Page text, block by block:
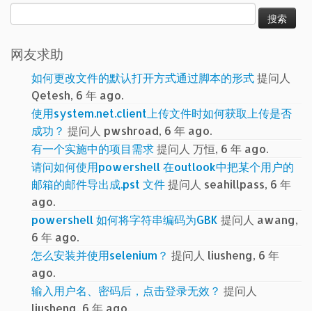
索：
网友求助
如何更改文件的默认打开方式通过脚本的形式提问人
Qetesh, 6 年 ago.
使用system.net.client上传文件时如何获取上传是否
成功？ 提问人 pwshroad, 6 年 ago.
有一个实施中的项目需求提问人 万恒, 6 年 ago.
请问如何使用powershell 在outlook中把某个用户的
邮箱的邮件导出成.pst 文件提问人 seahillpass, 6 年
ago.
powershell 如何将字符串编码为GBK 提问人 awang,
6 年 ago.
怎么安装并使用selenium？ 提问人 liusheng, 6 年
ago.
输入用户名、密码后，点击登录无效？ 提问人
liusheng, 6 年 ago.